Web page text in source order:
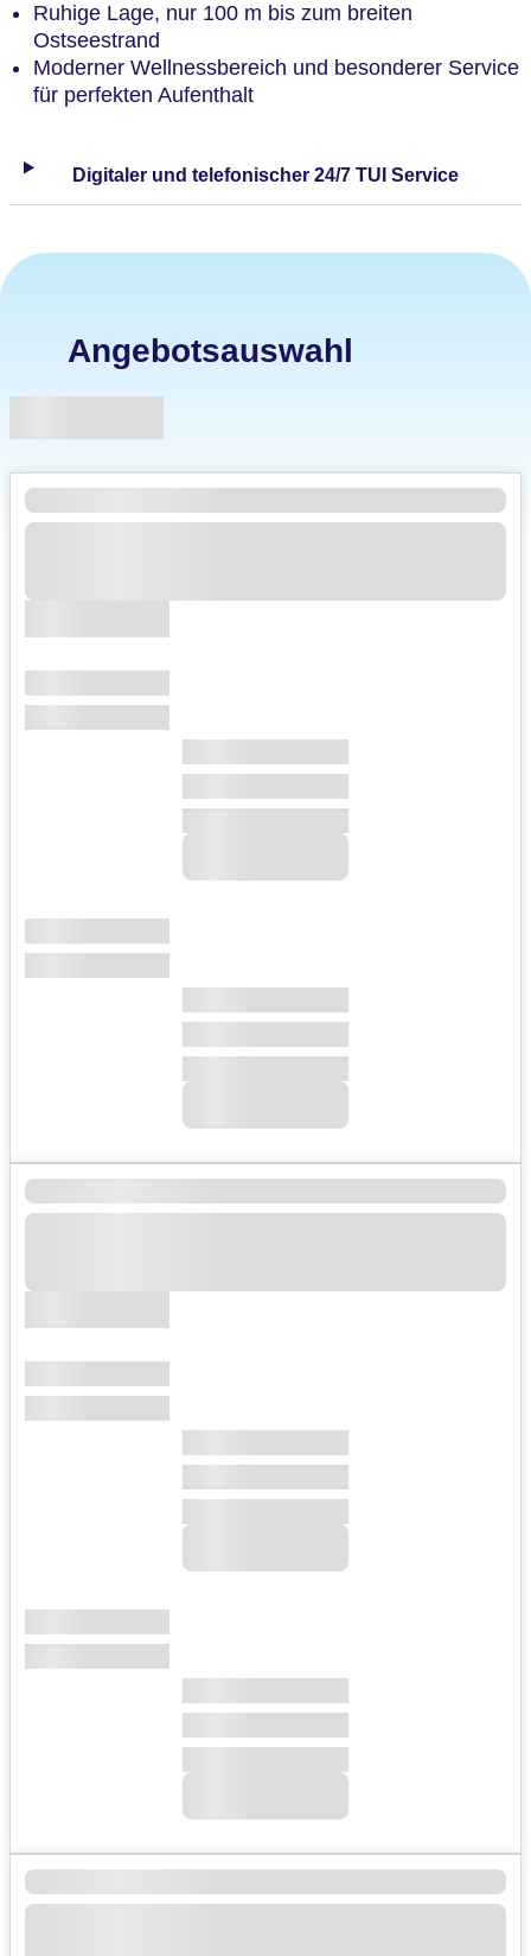
Ruhige Lage, nur 100 m bis zum breiten
Ostseestrand
Moderner Wellnessbereich und besonderer Service
für perfekten Aufenthalt
Digitaler und telefonischer 24/7 TUI Service
Angebotsauswahl